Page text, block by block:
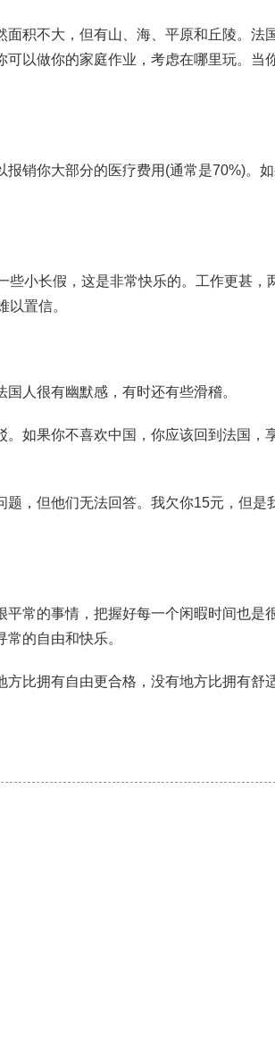
积不大，但有山、海、平原和丘陵。法
以做你的家庭作业，考虑在哪里玩。当
销你大部分的医疗费用(通常是70%)。
小长假，这是非常快乐的。工作更甚，
置信。
人很有幽默感，有时还有些滑稽。
如果你不喜欢中国，你应该回到法国，
，但他们无法回答。我欠你15元，但是
常的事情，把握好每一个闲暇时间也是
的自由和快乐。
比拥有自由更合格，没有地方比拥有舒